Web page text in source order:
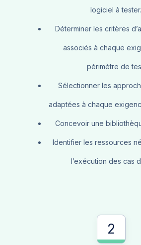
logiciel à tester.
Déterminer les critères
associés à chaque
périmètre de
Sélectionner les
adaptées à chaque
Concevoir une
Identifier les ressources
l’exécution des cas
2